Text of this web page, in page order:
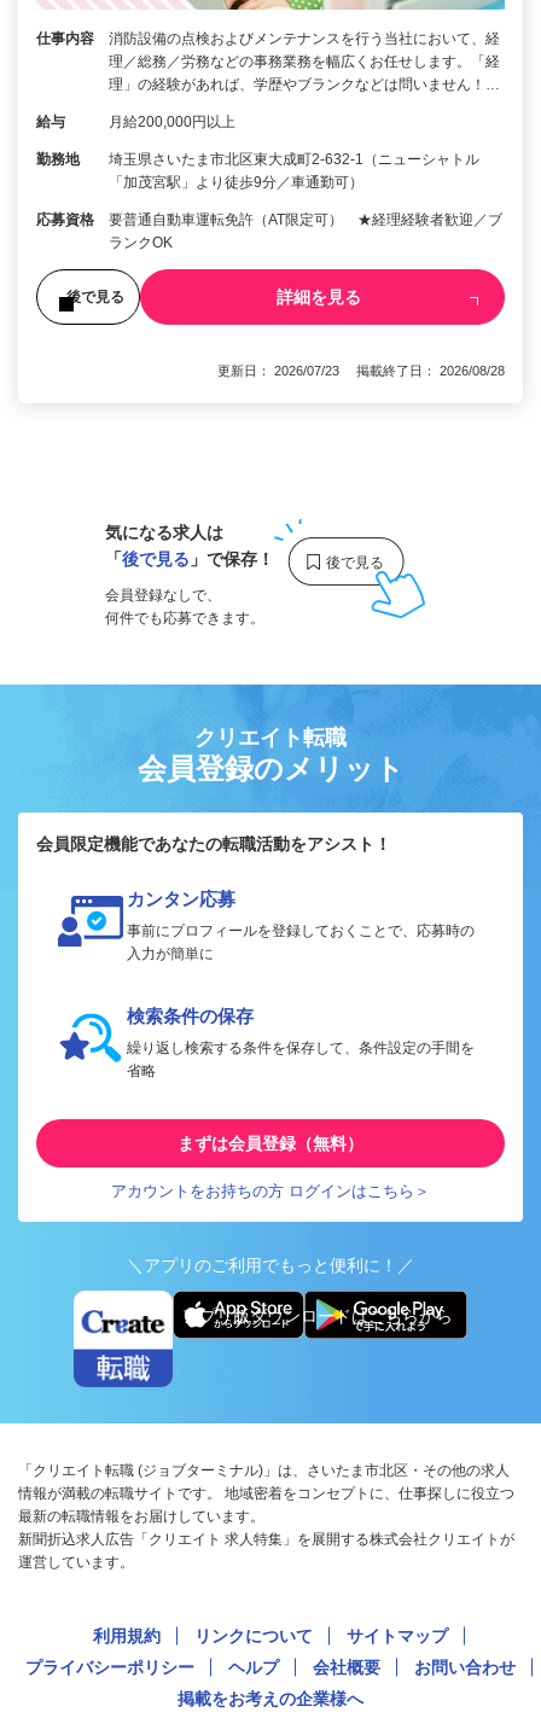
仕事内容
消防設備の点検およびメンテナンスを行う当社において、経
理／総務／労務などの事務業務を幅広くお任せします。「経
理」の経験があれば、学歴やブランクなどは問いません！…
給与 月給200,000円以上
勤務地
埼玉県さいたま市北区東大成町2-632-1（ニューシャトル
「加茂宮駅」より徒歩9分／車通勤可）
応募資格
要普通自動車運転免許（AT限定可） ★経理経験者歓迎／ブ
ランクOK
後で見る 詳細を見る
更新日： 2026/07/23 掲載終了日： 2026/08/28
気になる求人は
「後で見る 」で保存！
会員登録なしで、
何件でも応募できます。
クリエイト転職
会員登録のメリット
会員限定機能であなたの転職活動をアシスト！
カンタン応募
事前にプロフィールを登録しておくことで、応募時の
入力が簡単に
検索条件の保存
繰り返し検索する条件を保存して、条件設定の手間を
省略
まずは会員登録（無料）
アカウントをお持ちの方 ログインはこちら＞
＼アプリのご利用でもっと便利に！／
アプリ版ダウンロードはこちらから
「クリエイト転職 (ジョブターミナル)」は、さいたま市北区・その他の求人
情報が満載の転職サイトです。 地域密着をコンセプトに、仕事探しに役立つ
最新の転職情報をお届けしています。
新聞折込求人広告「クリエイト 求人特集」を展開する株式会社クリエイトが
運営しています。
利用規約 リンクについて
サイトマップ
プライバシーポリシー
ヘルプ 会社概要
お問い合わせ
掲載をお考えの企業様へ